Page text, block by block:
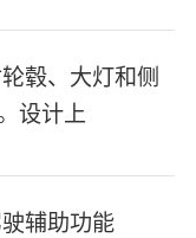
毂、大灯和侧
设计上
辅助功能